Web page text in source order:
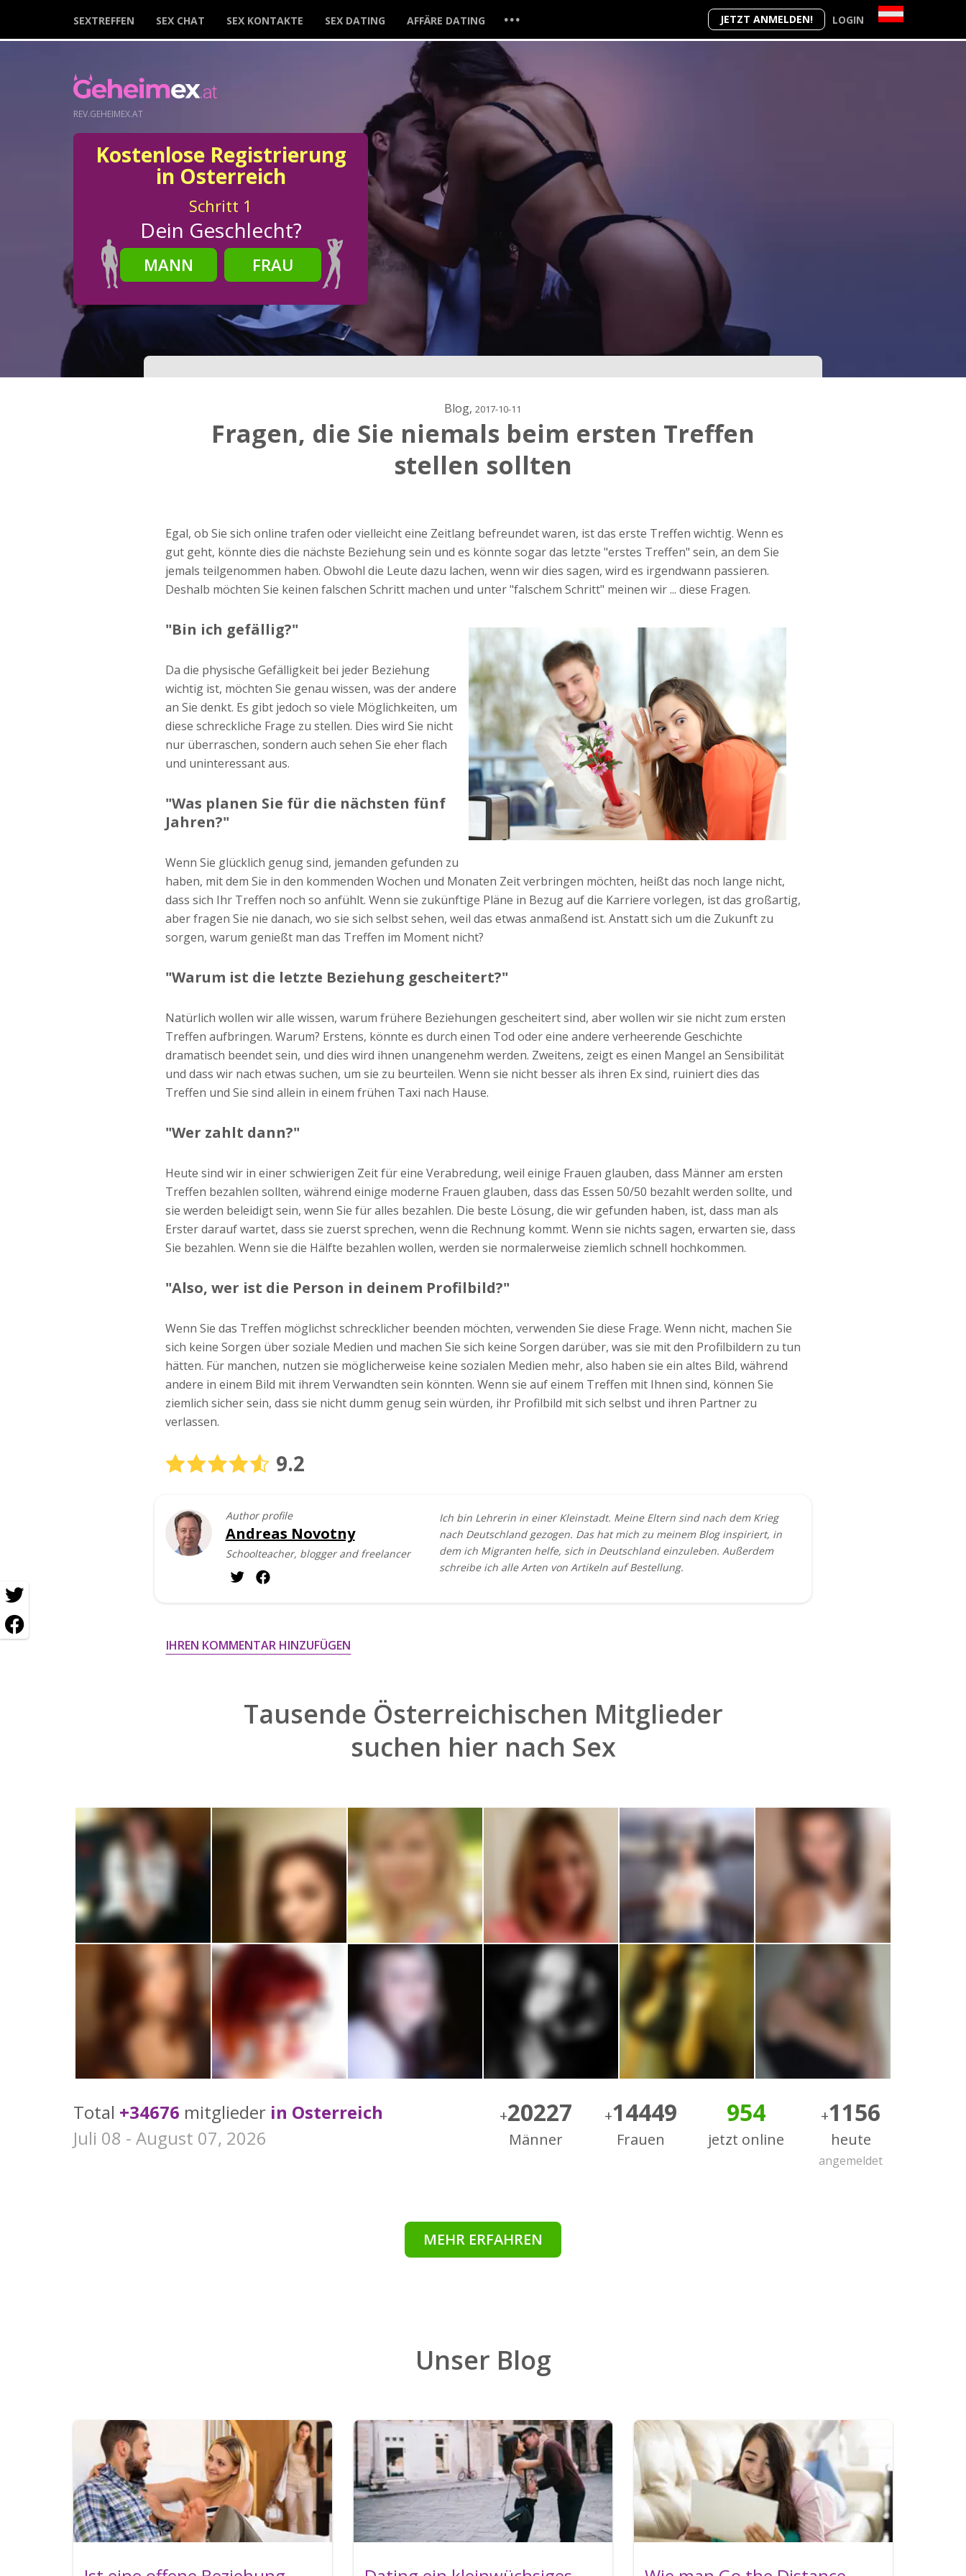
JETZT ANMELDEN! LOGIN
SEXTREFFEN SEX CHAT SEX KONTAKTE SEX DATING AFFÄRE DATING ...
REV.GEHEIMEX.AT
Kostenlose Registrierung
in Osterreich
Schritt 1
Dein Geschlecht?
MANN
FRAU
Schritt2
Dein Geburtsdatum?
Deine E-Mail?
Angebote des Betreibers per E-Mail, der Zusendung
kann ich jederzeit widersprechen.
JETZT ANMELDEN!
Blog, 2017-10-11
Fragen, die Sie niemals beim ersten Treffen
stellen sollten
Egal, ob Sie sich online trafen oder vielleicht eine Zeitlang befreundet waren, ist das erste Treffen wichtig. Wenn es
gut geht, könnte dies die nächste Beziehung sein und es könnte sogar das letzte "erstes Treffen" sein, an dem Sie
jemals teilgenommen haben. Obwohl die Leute dazu lachen, wenn wir dies sagen, wird es irgendwann passieren.
Deshalb möchten Sie keinen falschen Schritt machen und unter "falschem Schritt" meinen wir ... diese Fragen.
"Bin ich gefällig?"
Da die physische Gefälligkeit bei jeder Beziehung
wichtig ist, möchten Sie genau wissen, was der andere
an Sie denkt. Es gibt jedoch so viele Möglichkeiten, um
diese schreckliche Frage zu stellen. Dies wird Sie nicht
nur überraschen, sondern auch sehen Sie eher flach
und uninteressant aus.
"Was planen Sie für die nächsten fünf
Jahren?"
Wenn Sie glücklich genug sind, jemanden gefunden zu
haben, mit dem Sie in den kommenden Wochen und Monaten Zeit verbringen möchten, heißt das noch lange nicht,
dass sich Ihr Treffen noch so anfühlt. Wenn sie zukünftige Pläne in Bezug auf die Karriere vorlegen, ist das großartig,
aber fragen Sie nie danach, wo sie sich selbst sehen, weil das etwas anmaßend ist. Anstatt sich um die Zukunft zu
sorgen, warum genießt man das Treffen im Moment nicht?
"Warum ist die letzte Beziehung gescheitert?"
Natürlich wollen wir alle wissen, warum frühere Beziehungen gescheitert sind, aber wollen wir sie nicht zum ersten
Treffen aufbringen. Warum? Erstens, könnte es durch einen Tod oder eine andere verheerende Geschichte
dramatisch beendet sein, und dies wird ihnen unangenehm werden. Zweitens, zeigt es einen Mangel an Sensibilität
und dass wir nach etwas suchen, um sie zu beurteilen. Wenn sie nicht besser als ihren Ex sind, ruiniert dies das
Treffen und Sie sind allein in einem frühen Taxi nach Hause.
"Wer zahlt dann?"
Heute sind wir in einer schwierigen Zeit für eine Verabredung, weil einige Frauen glauben, dass Männer am ersten
Treffen bezahlen sollten, während einige moderne Frauen glauben, dass das Essen 50/50 bezahlt werden sollte, und
sie werden beleidigt sein, wenn Sie für alles bezahlen. Die beste Lösung, die wir gefunden haben, ist, dass man als
Erster darauf wartet, dass sie zuerst sprechen, wenn die Rechnung kommt. Wenn sie nichts sagen, erwarten sie, dass
Sie bezahlen. Wenn sie die Hälfte bezahlen wollen, werden sie normalerweise ziemlich schnell hochkommen.
"Also, wer ist die Person in deinem Profilbild?"
Wenn Sie das Treffen möglichst schrecklicher beenden möchten, verwenden Sie diese Frage. Wenn nicht, machen Sie
sich keine Sorgen über soziale Medien und machen Sie sich keine Sorgen darüber, was sie mit den Profilbildern zu tun
hätten. Für manchen, nutzen sie möglicherweise keine sozialen Medien mehr, also haben sie ein altes Bild, während
andere in einem Bild mit ihrem Verwandten sein könnten. Wenn sie auf einem Treffen mit Ihnen sind, können Sie
ziemlich sicher sein, dass sie nicht dumm genug sein würden, ihr Profilbild mit sich selbst und ihren Partner zu
verlassen.
9.2
Author profile
Andreas Novotny
Schoolteacher, blogger and freelancer
Ich bin Lehrerin in einer Kleinstadt. Meine Eltern sind nach dem Krieg
nach Deutschland gezogen. Das hat mich zu meinem Blog inspiriert, in
dem ich Migranten helfe, sich in Deutschland einzuleben. Außerdem
schreibe ich alle Arten von Artikeln auf Bestellung.
IHREN KOMMENTAR HINZUFÜGEN
Tausende Österreichischen Mitglieder
suchen hier nach Sex
Total +34676 mitglieder in Osterreich
Juli 08 - August 07, 2026
+20227
Männer
+14449
Frauen
954
jetzt online
+1156
heute
angemeldet
MEHR ERFAHREN
Unser Blog